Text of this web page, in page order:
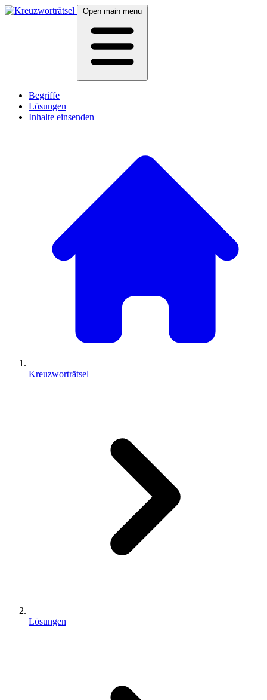
Open main menu
Begriffe
Lösungen
Inhalte einsenden
Kreuzworträtsel
Lösungen